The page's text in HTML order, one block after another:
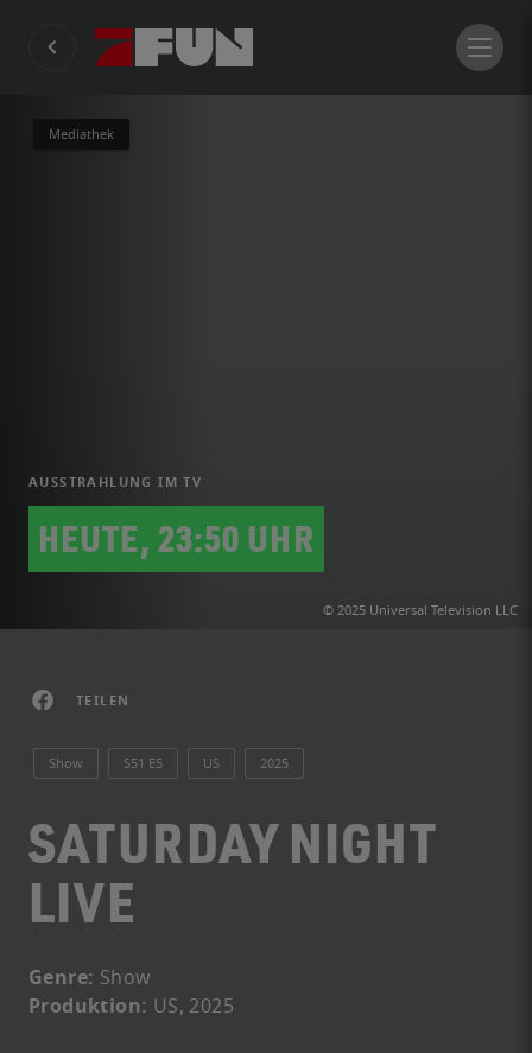
© 2025 Universal Television LLC
Mediathek
AUSSTRAHLUNG IM TV
HEUTE, 23:50 UHR
TEILEN
Show S51 E5 US 2025
SATURDAY NIGHT
LIVE
Genre: Show
Produktion: US, 2025